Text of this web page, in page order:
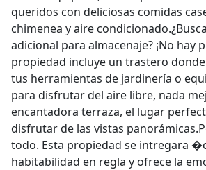
queridos con deliciosas comidas
chimenea y aire
adicional para almacenaje? ¡No hay
propiedad incluye un trastero
tus herramientas de jardinería o
para disfrutar del aire libre, nada
encantadora terraza, el lugar
disfrutar de las vistas
todo. Esta propiedad se intregara
habitabilidad en regla y ofrece la